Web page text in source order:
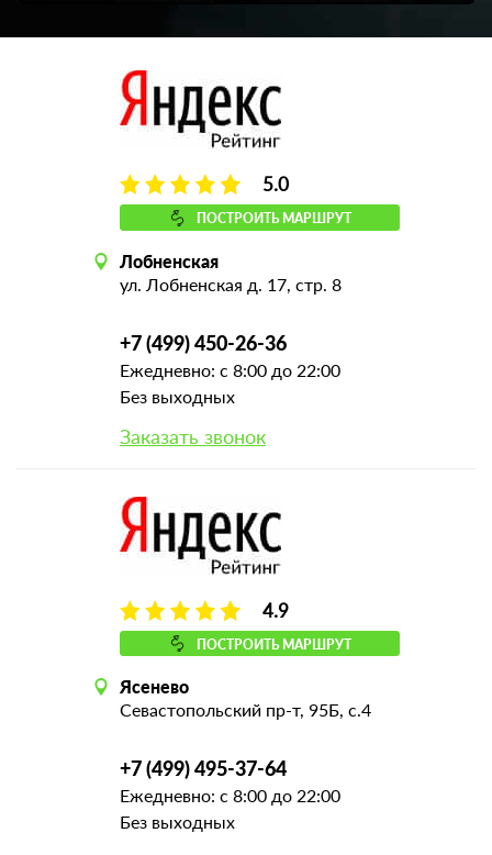
5.0
ПОСТРОИТЬ МАРШРУТ
Лобненская
ул. Лобненская д. 17, стр. 8
+7 (499) 450-26-36
Ежедневно: с 8:00 до 22:00
Без выходных
Заказать звонок
4.9
ПОСТРОИТЬ МАРШРУТ
Ясенево
Севастопольский пр-т, 95Б, с.4
+7 (499) 495-37-64
Ежедневно: с 8:00 до 22:00
Без выходных